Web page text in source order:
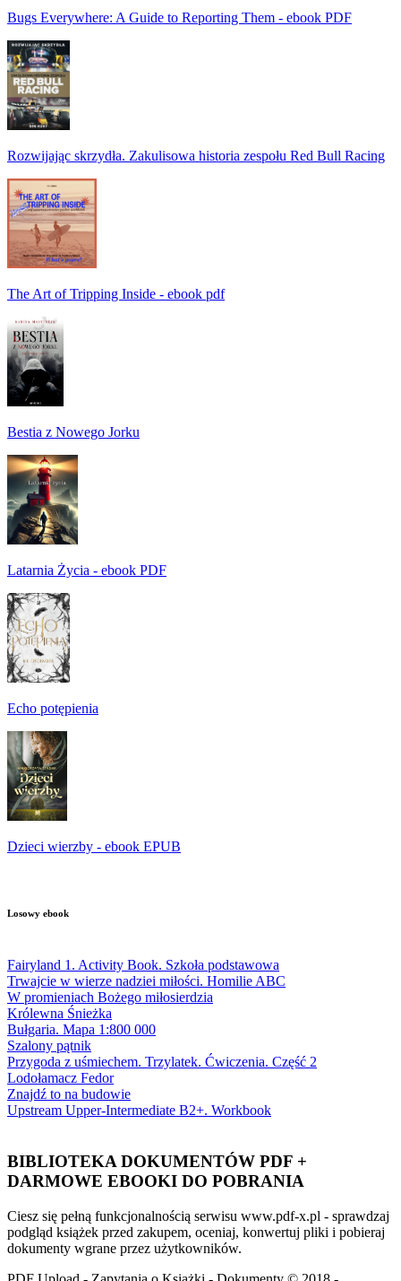
Bugs Everywhere: A Guide to Reporting Them - ebook PDF
Rozwijając skrzydła. Zakulisowa historia zespołu Red Bull Racing
The Art of Tripping Inside - ebook pdf
Bestia z Nowego Jorku
Latarnia Życia - ebook PDF
Echo potępienia
Dzieci wierzby - ebook EPUB
Losowy ebook
Fairyland 1. Activity Book. Szkoła podstawowa
Trwajcie w wierze nadziei miłości. Homilie ABC
W promieniach Bożego miłosierdzia
Królewna Śnieżka
Bułgaria. Mapa 1:800 000
Szalony pątnik
Przygoda z uśmiechem. Trzylatek. Ćwiczenia. Część 2
Lodołamacz Fedor
Znajdź to na budowie
Upstream Upper-Intermediate B2+. Workbook
BIBLIOTEKA DOKUMENTÓW PDF +
DARMOWE EBOOKI DO POBRANIA
Ciesz się pełną funkcjonalnością serwisu www.pdf-x.pl - sprawdzaj
podgląd książek przed zakupem, oceniaj, konwertuj pliki i pobieraj
dokumenty wgrane przez użytkowników.